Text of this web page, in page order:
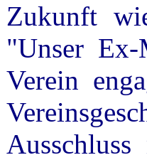
Zukunft
"Unser
Verein